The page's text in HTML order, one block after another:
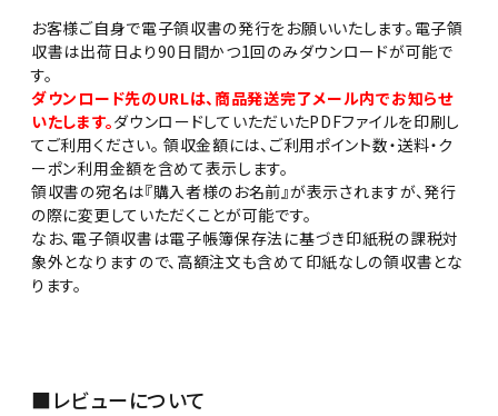
キーワードから探す
search
酒質
お客様ご自身で電子領収書の発行をお願いいたします。電子領
収書は出荷日より90日間かつ1回のみダウンロードが可能で
す。
ダウンロード先のURLは、商品発送完了メール内でお知らせ
いたします。ダウンロードしていただいたPDFファイルを印刷し
てご利用ください。 領収金額には、ご利用ポイント数・送料・ク
ーポン利用金額を含めて表示します。
領収書の宛名は『購入者様のお名前』が表示されますが、発行
の際に変更していただくことが可能です。
なお、電子領収書は電子帳簿保存法に基づき印紙税の課税対
象外となりますので、高額注文も含めて印紙なしの領収書とな
ります。
■レビューについて